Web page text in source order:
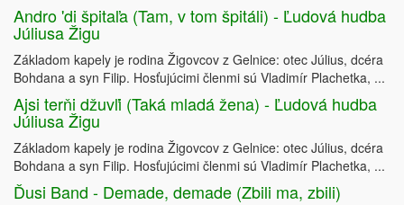
Andro 'di špitaľa (Tam, v tom špitáli) - Ľudová hudba
Júliusa Žigu
Základom kapely je rodina Žigovcov z Gelnice: otec Július, dcéra
Bohdana a syn Filip. Hosťujúcimi členmi sú Vladimír Plachetka, ...
Ajsi terňi džuvľi (Taká mladá žena) - Ľudová hudba
Júliusa Žigu
Základom kapely je rodina Žigovcov z Gelnice: otec Július, dcéra
Bohdana a syn Filip. Hosťujúcimi členmi sú Vladimír Plachetka, ...
Ďusi Band - Demade, demade (Zbili ma, zbili)